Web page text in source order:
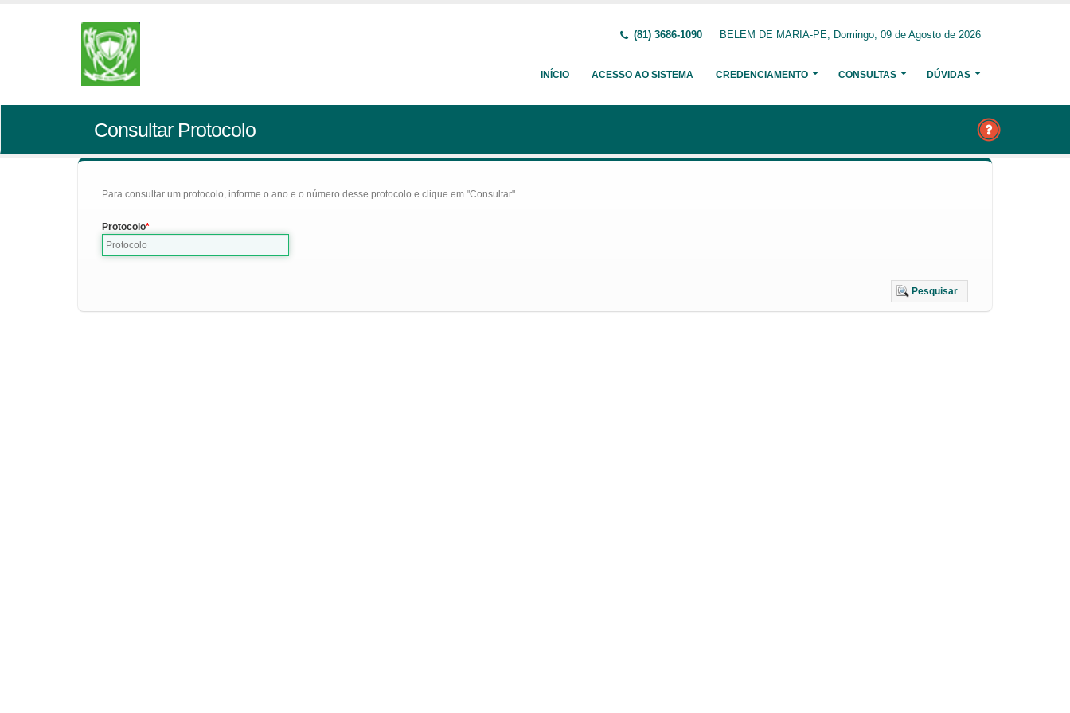
(81) 3686-1090 BELEM DE MARIA-PE, Domingo, 09 de Agosto de 2026
INÍCIO ACESSO AO SISTEMA CREDENCIAMENTO CONSULTAS DÚVIDAS
Consultar Protocolo
Para consultar um protocolo, informe o ano e o número desse protocolo e clique em "Consultar".
Protocolo
Pesquisar